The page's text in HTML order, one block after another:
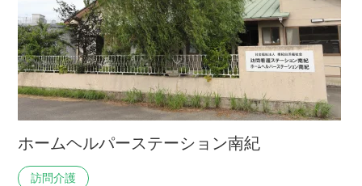
ホームヘルパーステーション南紀
訪問介護